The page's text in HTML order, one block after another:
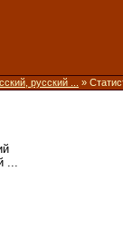
русский ... »
...